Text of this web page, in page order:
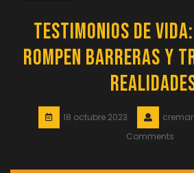
Testimonios de
Rompen Barreras y
18 octubre 2023
Comments